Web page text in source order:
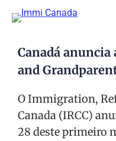
Canadá
and
O Immigration,
Canada (IRCC)
28 deste primeiro